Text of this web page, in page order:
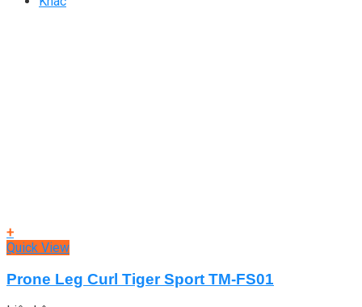
+
Quick View
Prone Leg Curl Tiger Sport TM-FS01